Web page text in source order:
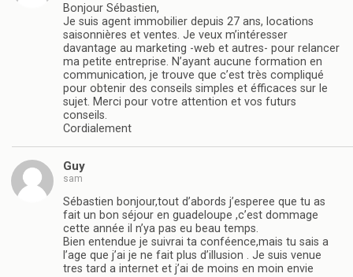
Bonjour Sébastien,
Je suis agent immobilier depuis 27 ans, locations
saisonnières et ventes. Je veux m’intéresser
davantage au marketing -web et autres- pour relancer
ma petite entreprise. N’ayant aucune formation en
communication, je trouve que c’est très compliqué
pour obtenir des conseils simples et éfficaces sur le
sujet. Merci pour votre attention et vos futurs
conseils.
Cordialement
Guy
sam
Sébastien bonjour,tout d’abords j’esperee que tu as
fait un bon séjour en guadeloupe ,c’est dommage
cette année il n’ya pas eu beau temps.
Bien entendue je suivrai ta conféence,mais tu sais a
l’age que j’ai je ne fait plus d’illusion . Je suis venue
tres tard a internet et j’ai de moins en moin envie